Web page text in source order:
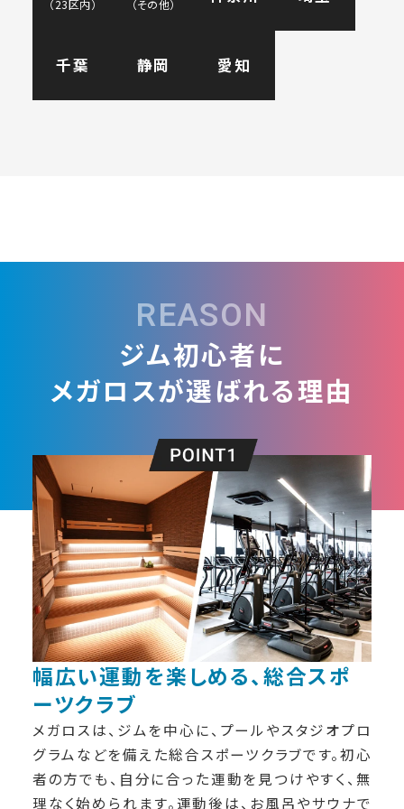
（23区内） （その他）
千葉 静岡 愛知
中延店
小岩店
南砂町SUNAMO店
吉祥寺店
三鷹店
武蔵小金井店
立川店
八王子店
町田店
横浜天王町店
上永谷店
神奈川店
日吉店
綱島店
市ヶ尾店
鷺沼店
相模大野店
大和店
草加店
柏店
浜松市野店
テラッセ納屋橋店
千種店
REASON
ジム初心者に
メガロスが選ばれる理由
幅広い運動を楽しめる、総合スポ
ーツクラブ
メガロスは、ジムを中心に、プールやスタジオプロ
グラムなどを備えた総合スポーツクラブです。初心
者の方でも、自分に合った運動を見つけやすく、無
理なく始められます。 運動後は、お風呂やサウナで